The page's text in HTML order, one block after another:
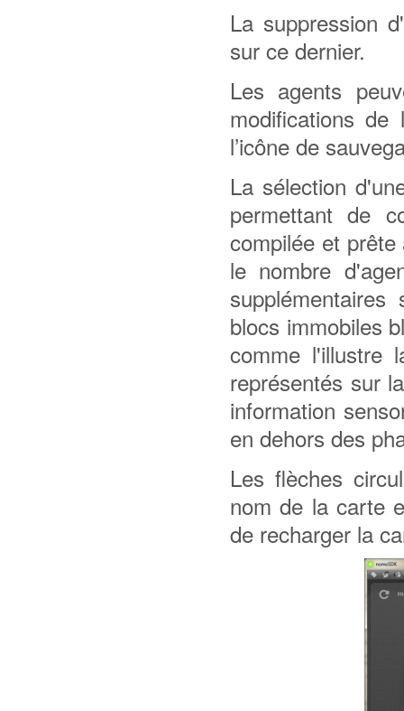
La suppression
sur ce dernier.
Les agents
modifications
l’icône de
La sélection
permettant de
compilée et
le nombre
blocs immobiles
comme l'illustre
représentés sur
information
en dehors des
Les flèches
nom de la carte
de recharger la